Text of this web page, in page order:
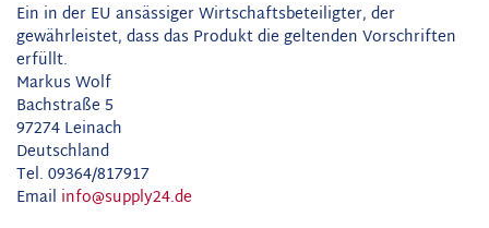
Ein in der EU ansässiger Wirtschaftsbeteiligter, der
gewährleistet, dass das Produkt die geltenden Vorschriften
erfüllt.
Markus Wolf
Bachstraße 5
97274 Leinach
Deutschland
Tel. 09364/817917
Email info@supply24.de